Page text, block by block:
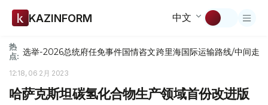
KAZINFORM 中文
热
点: 选举-2026总统府任免事件国情咨文跨里海国际运输路线/中间走廊
12:18, 06 2月 2023
哈萨克斯坦碳氢化合物生产领域首份改进版